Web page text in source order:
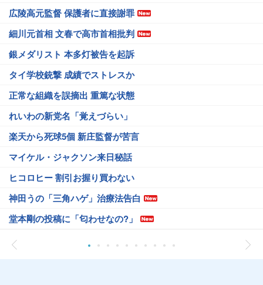
広陵高元監督 保護者に直接謝罪
細川元首相 文春で高市首相批判
銀メダリスト 本多灯被告を起訴
タイ学校銃撃 成績でストレスか
正常な組織を誤摘出 重篤な状態
れいわの新党名「覚えづらい」
楽天から死球5個 新庄監督が苦言
マイケル・ジャクソン来日秘話
ヒコロヒー 割引お握り買わない
神田うの「三角ハゲ」治療法告白
堂本剛の投稿に「匂わせなの?」